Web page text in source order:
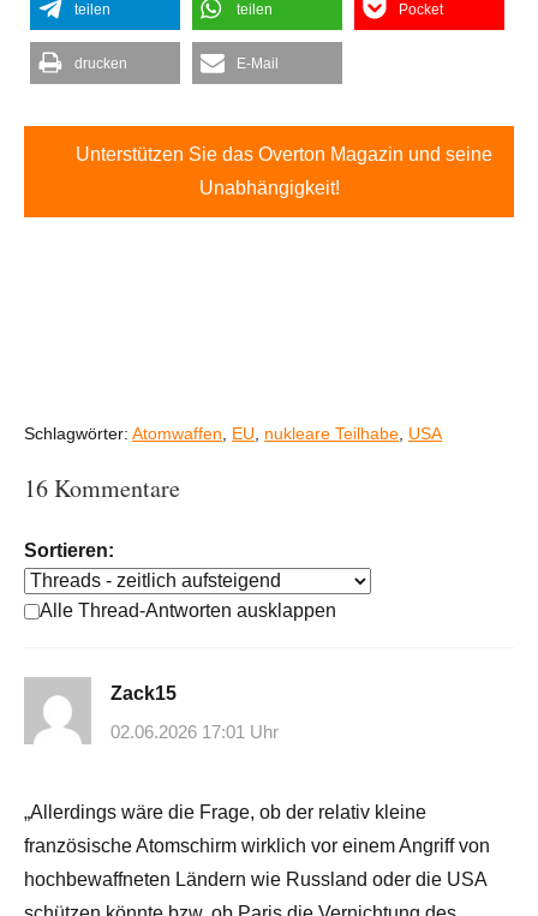
teilen teilen Pocket
drucken E-Mail
Unterstützen Sie das Overton Magazin und seine
Unabhängigkeit!
Schlagwörter: Atomwaffen, EU, nukleare Teilhabe, USA
16 Kommentare
Sortieren:
Alle Thread-Antworten ausklappen
Zack15
02.06.2026 17:01 Uhr
„Allerdings wäre die Frage, ob der relativ kleine
französische Atomschirm wirklich vor einem Angriff von
hochbewaffneten Ländern wie Russland oder die USA